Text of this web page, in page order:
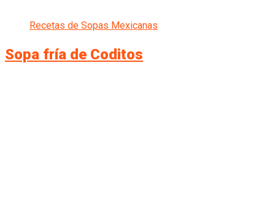
Recetas de Sopas Mexicanas
Sopa fría de Coditos